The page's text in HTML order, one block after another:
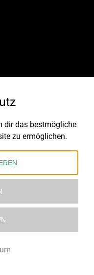
dir das bestmögliche
zu ermöglichen.